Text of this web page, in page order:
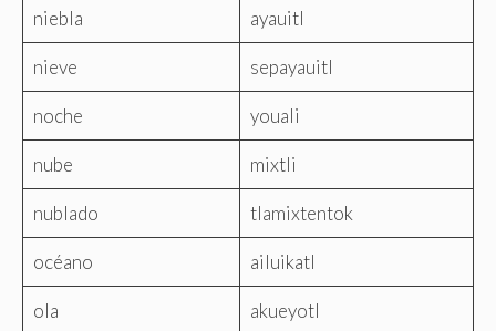
niebla ayauitl
nieve sepayauitl
noche youali
nube mixtli
nublado tlamixtentok
océano ailuikatl
ola akueyotl